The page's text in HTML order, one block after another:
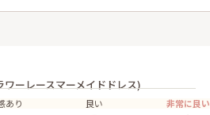
ーレースマーメイドドレス)
あり 良い 非常に良い